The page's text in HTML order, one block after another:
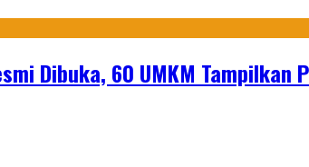
Dibuka, 60 UMKM